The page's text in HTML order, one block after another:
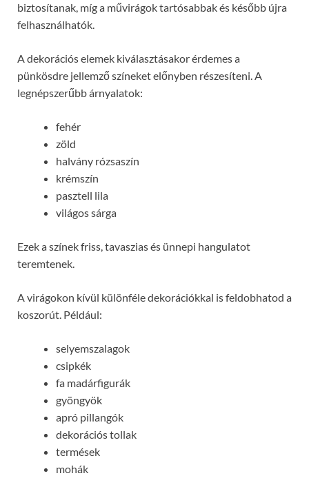
biztosítanak, míg a művirágok tartósabbak és később újra
felhasználhatók.
A dekorációs elemek kiválasztásakor érdemes a
pünkösdre jellemző színeket előnyben részesíteni. A
legnépszerűbb árnyalatok:
fehér
zöld
halvány rózsaszín
krémszín
pasztell lila
világos sárga
Ezek a színek friss, tavaszias és ünnepi hangulatot
teremtenek.
A virágokon kívül különféle dekorációkkal is feldobhatod a
koszorút. Például:
selyemszalagok
csipkék
fa madárfigurák
gyöngyök
apró pillangók
dekorációs tollak
termések
mohák